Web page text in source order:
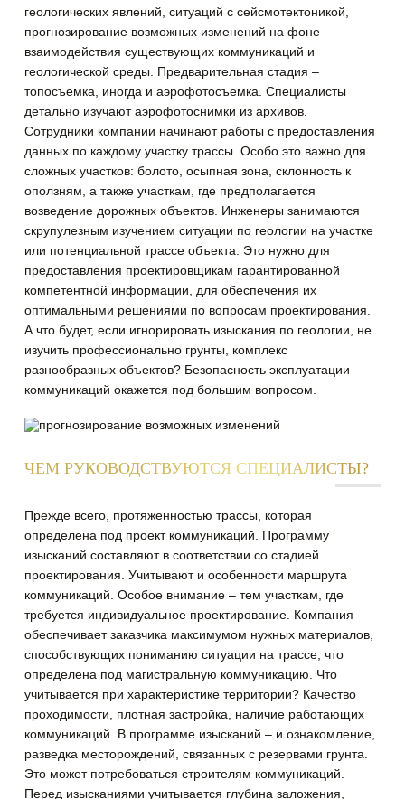
геологических явлений, ситуаций с сейсмотектоникой,
прогнозирование возможных изменений на фоне
взаимодействия существующих коммуникаций и
геологической среды.
Предварительная стадия –
топосъемка, иногда и аэрофотосъемка. Специалисты
детально изучают аэрофотоснимки из архивов.
Сотрудники компании начинают работы с предоставления
данных по каждому участку трассы. Особо это важно для
сложных участков: болото, осыпная зона, склонность к
оползням, а также участкам, где предполагается
возведение дорожных объектов. Инженеры занимаются
скрупулезным изучением ситуации по геологии на участке
или потенциальной трассе объекта. Это нужно для
предоставления проектировщикам гарантированной
компетентной информации, для обеспечения их
оптимальными решениями по вопросам проектирования.
А что будет, если игнорировать изыскания по геологии, не
изучить профессионально грунты, комплекс
разнообразных объектов? Безопасность эксплуатации
коммуникаций окажется под большим вопросом.
ЧЕМ РУКОВОДСТВУЮТСЯ СПЕЦИАЛИСТЫ?
Прежде всего, протяженностью трассы, которая
определена под проект коммуникаций. Программу
изысканий составляют в соответствии со стадией
проектирования. Учитывают и особенности маршрута
коммуникаций. Особое внимание – тем участкам, где
требуется индивидуальное проектирование. Компания
обеспечивает заказчика максимумом нужных материалов,
способствующих пониманию ситуации на трассе, что
определена под магистральную коммуникацию. Что
учитывается при характеристике территории? Качество
проходимости, плотная застройка, наличие работающих
коммуникаций. В программе изысканий – и ознакомление,
разведка месторождений, связанных с резервами грунта.
Это может потребоваться строителям коммуникаций.
Перед изысканиями учитывается глубина заложения,